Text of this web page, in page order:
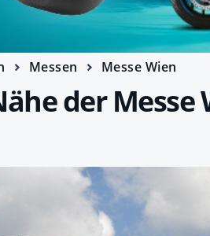
Messen Messe Wien
der Messe